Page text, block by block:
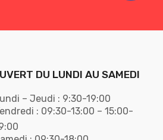
DU LUNDI AU SAMEDI
– Jeudi : 9:30-19:00
: 09:30-13:00 – 15:00-